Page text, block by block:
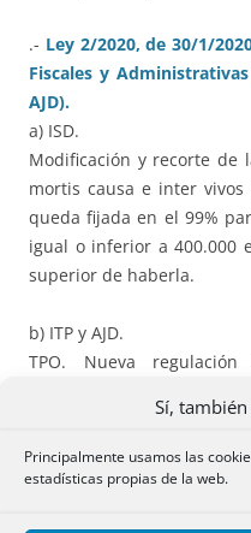
Sí,
Principalmente usamos las
estadísticas propias de la web.
.- Ley 2/2020, de 30/1/
Fiscales y
AJD).
a) ISD.
Modificación y recorte de
mortis causa e inter
queda fijada en el 99%
igual o inferior a 400.000
superior de haberla.
b) ITP y AJD.
TPO. Nueva
adquisición de vivienda
requisitos: 5% o 3%
numerosas, viviendas
menores de 36 años y